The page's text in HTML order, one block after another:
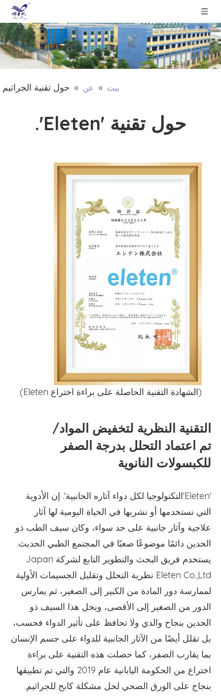
بيت » عن » حول تقنية الجراثيم
حول تقنية 'Eleten'.
(الشهادة التقنية الحاصلة على براءة اختراع Eleten)
التقنية النظرية لتخفيض المواد/
تم اعتماد التحلل بدرجة الصفر
للكبسولات النانوية
'Eleten'التكنولوجيا لكل دواء آثاره الجانبية'. إن الأدوية
التي نستخدمها أو نشربها في الحياة اليومية لها آثار
علاجية وآثار جانبية على حد سواء، وكان سيف الطب ذو
الحدين دائمًا موضوعًا صعبًا في المجتمع الطبي الحديث.
يستخدم فريق البحث والتطوير التابع لشركة Japan
Eleten Co.,Ltd نظرية التحلل وتقليل الجسيمات الأولية
لممارسة دور المادة من الكبير إلى الصغير، ثم يمارس
الدور من الصغير إلى الأقصى، ويحل هذا السيف ذو
الحدين بنجاح والذي ولا تحافظ على تأثير الدواء فحسب،
بل تقلل أيضًا من الآثار الجانبية للدواء على جسم الإنسان
بما يقارب الصفر، كما حصلت هذه التقنية على براءة
اختراع من الحكومة اليابانية عام 2019 والتي تم تطبيقها
بنجاح على الورق الصحي لحل مشكلة كابح للجراثيم.